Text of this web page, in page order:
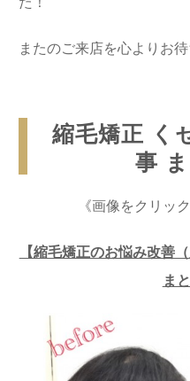
またのご来店を心よりお
縮毛矯正 く
事
《画像をクリッ
【縮毛矯正のお悩み改善
ま